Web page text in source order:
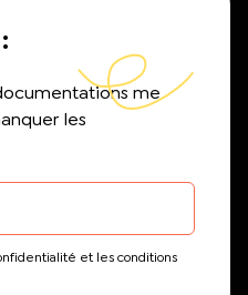
me
les
et les conditions